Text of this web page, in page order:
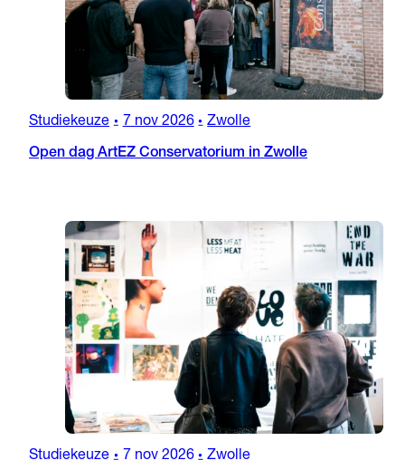
Studiekeuze • 7 nov 2026 • Zwolle
Open dag ArtEZ Conservatorium in Zwolle
Studiekeuze • 7 nov 2026 • Zwolle